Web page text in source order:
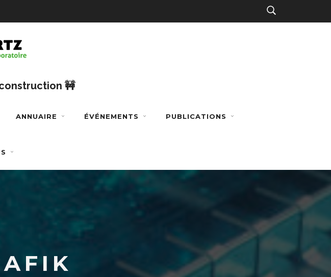
🚧
ANNUAIRE ÉVÉNEMENTS PUBLICATIONS